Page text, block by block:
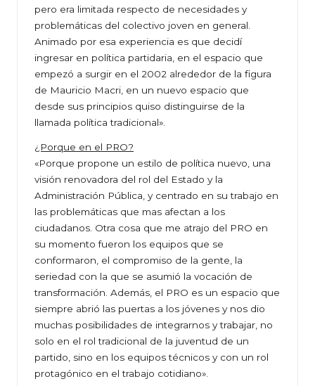
pero era limitada respecto de necesidades y
problemáticas del colectivo joven en general.
Animado por esa experiencia es que decidí
ingresar en política partidaria, en el espacio que
empezó a surgir en el 2002 alrededor de la figura
de Mauricio Macri, en un nuevo espacio que
desde sus principios quiso distinguirse de la
llamada política tradicional».
¿Porque en el PRO?
«Porque propone un estilo de política nuevo, una
visión renovadora del rol del Estado y la
Administración Pública, y centrado en su trabajo en
las problemáticas que mas afectan a los
ciudadanos. Otra cosa que me atrajo del PRO en
su momento fueron los equipos que se
conformaron, el compromiso de la gente, la
seriedad con la que se asumió la vocación de
transformación. Además, el PRO es un espacio que
siempre abrió las puertas a los jóvenes y nos dio
muchas posibilidades de integrarnos y trabajar, no
solo en el rol tradicional de la juventud de un
partido, sino en los equipos técnicos y con un rol
protagónico en el trabajo cotidiano».